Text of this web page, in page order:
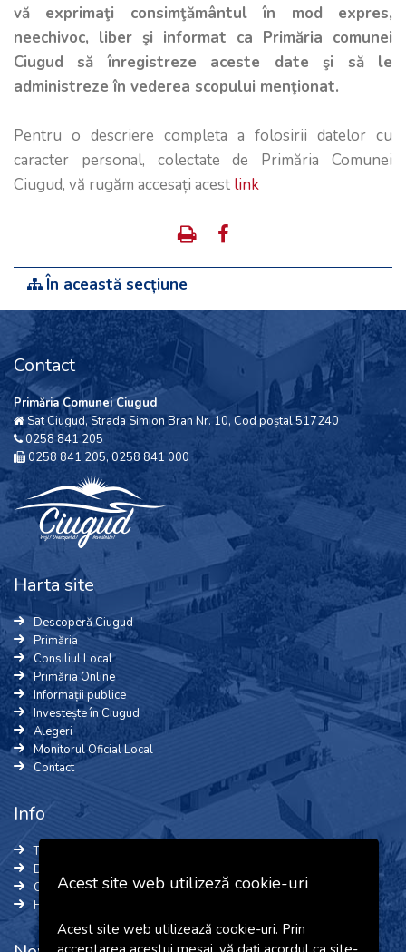
vă exprimaţi consimţământul în mod expres,
neechivoc, liber şi informat ca Primăria comunei
Ciugud să înregistreze aceste date şi să le
administreze în vederea scopului menţionat.
Pentru o descriere completa a folosirii datelor cu
caracter personal, colectate de Primăria Comunei
Ciugud, vă rugăm accesați acest link
În această secțiune
Contact
Primăria Comunei Ciugud
Sat Ciugud, Strada Simion Bran Nr. 10, Cod poștal 517240
0258 841 205
0258 841 205, 0258 841 000
Harta site
Descoperă Ciugud
Primăria
Consiliul Local
Primăria Online
Informații publice
Investește în Ciugud
Alegeri
Monitorul Oficial Local
Contact
Info
Termeni și Condiții
Date cu caracter personal
Cookie-uri
Harta site
Acest site web utilizeză cookie-uri
Acest site web utilizează cookie-uri. Prin